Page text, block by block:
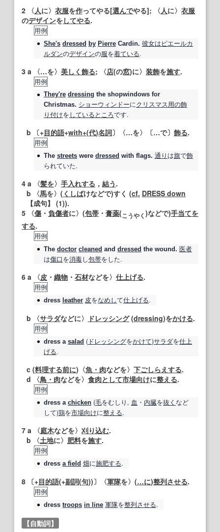
2 〈人に〉 衣服を作ってやる[選んでやる]; 〈人に〉 衣服
のデザインをしてやる.
用例
She's dressed by Pierre Cardin. 彼女はピエールカ
ルダンのデザインの服を着ている.
3 a 〈…を〉 美しく飾る; 〈店(の窓)に〉 装飾を施す.
用例
They're dressing the shopwindows for
Christmas. ショーウィンドーにクリスマス用の飾
り付けをしているところです.
b 〔+目的語+with+(代)名詞〕〈…を〉〔…で〕 飾る.
用例
The streets were dressed with flags. 通り は旗で飾
られていた.
4 a 〈髪を〉 手入れする ， 結う .
b 〈馬を〉( くしばけなどで)すく (cf. DRESS down
【成句】 (1)).
5 〈傷 ・ 負傷者に〉(包帯 ・ 膏薬(こ うやく )などで)手当てを
する.
用例
The doctor cleaned and dressed the wound. 医者
は傷口を消毒し包帯をした.
6 a 〈皮 ・ 織物 ・ 石材などを〉 仕上げる.
用例
dress leather 皮をなめして仕上げる.
b 〈サラダなどに〉 ドレッシング(dressing)をかける.
用例
dress a salad ( ドレッシングをかけて)サラダを仕上
げる.
c (料理する前に)〈魚・肉などを〉 下ごしらえする.
d 〈鳥・肉などを〉 食肉として市場向けに整える.
用例
dress a chicken (毛をむしり, 血 ・ 内臓を抜く など
して)鶏を市場向けに整える.
7 a 〈庭木などを〉 刈り込む.
b 〈土地に〉 肥料を施す.
用例
dress a field 畑に施肥する.
8 〔+目的語(+副詞(句))〕〈軍隊を〉(…に)整列させる.
用例
dress troops in line 軍隊を整列させる.
【自動詞】